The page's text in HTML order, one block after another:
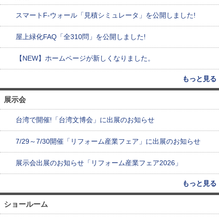
スマートF-ウォール「見積シミュレータ」を公開しました!
屋上緑化FAQ「全310問」を公開しました!
【NEW】ホームページが新しくなりました。
もっと見る
展示会
台湾で開催!「台湾文博会」に出展のお知らせ
7/29～7/30開催「リフォーム産業フェア」に出展のお知らせ
展示会出展のお知らせ「リフォーム産業フェア2026」
もっと見る
ショールーム